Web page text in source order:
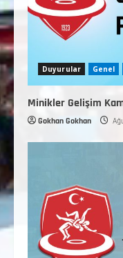
Duyurular Genel
Minikler Gelişim
Gokhan Gokhan